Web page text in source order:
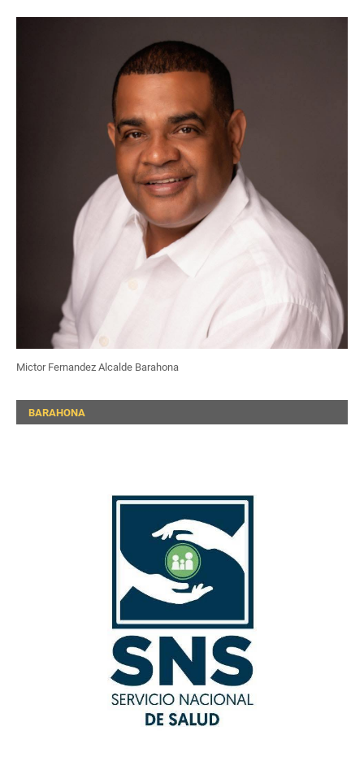
Mictor Fernandez Alcalde Barahona
BARAHONA